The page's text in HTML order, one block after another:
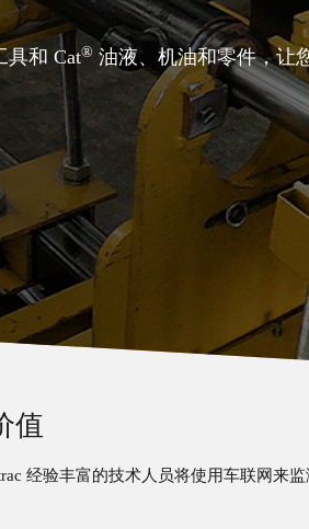
具和 Cat® 油液、机油和零件，让
值
经验丰富的技术人员将使用车联网来